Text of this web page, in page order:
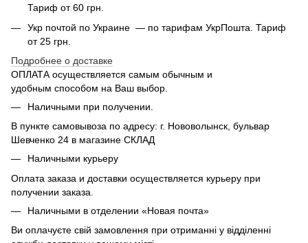
Тариф от 60 грн.
Укр почтой по Украине — по тарифам УкрПошта. Тариф
от 25 грн.
Подробнее о доставке
ОПЛАТА осуществляется самым обычным и
удобным способом на Ваш выбор.
Наличными при получении.
В пункте самовывоза по адресу: г. Нововолынск, бульвар
Шевченко 24 в магазине СКЛАД
Наличными курьеру
Оплата заказа и доставки осуществляется курьеру при
получении заказа.
Наличными в отделении «Новая почта»
Ви оплачуєте свій замовлення при отриманні у відділенні